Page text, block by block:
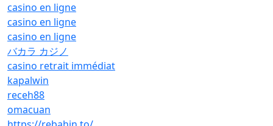
casino en ligne
casino en ligne
casino en ligne
バカラ カジノ
casino retrait immédiat
kapalwin
receh88
omacuan